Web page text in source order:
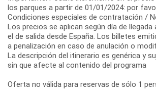
los parques a partir de 01/01/2024: por
Condiciones especiales de contratación /
Los precios se aplican según día de llegada
el de salida desde España. Los billetes
a penalización en caso de anulación o
La descripción del itinerario es genérica y
sin que afecte al contenido del programa
Oferta no válida para reservas de sólo 1